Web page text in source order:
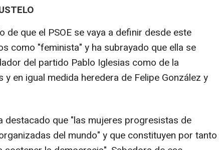
de que el PSOE se vaya a definir desde este
como "feminista" y ha subrayado que ella se
del partido Pablo Iglesias como de la
en igual medida heredera de Felipe González y
destacado que "las mujeres progresistas de
del mundo" y que constituyen por tanto